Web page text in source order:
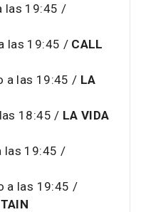
las 19:45 /
las 19:45 / CALL
a las 19:45 / LA
18:45 / LA VIDA
las 19:45 /
a las 19:45 /